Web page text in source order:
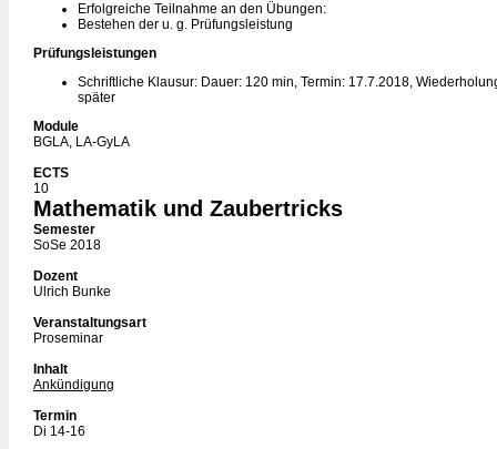
Erfolgreiche Teilnahme an den Übungen:
Bestehen der u. g. Prüfungsleistung
Prüfungsleistungen
Schriftliche Klausur: Dauer: 120 min, Termin: 17.7.2018,
später
Module
BGLA, LA-GyLA
ECTS
10
Mathematik und Zaubertricks
Semester
SoSe 2018
Dozent
Ulrich Bunke
Veranstaltungsart
Proseminar
Inhalt
Ankündigung
Termin
Di 14-16